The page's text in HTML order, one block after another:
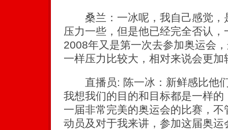
桑兰：一冰呢，我自己感觉，
压力一些，但是他已经完全否认
2008年又是第一次去参加奥运会
一样压力比较大，相对来说会更加
直播员: 陈一冰：新鲜感比他们
我想我们的目的和目标都是一样
一届非常完美的奥运会的比赛，
动员及对于我来讲，参加这届奥